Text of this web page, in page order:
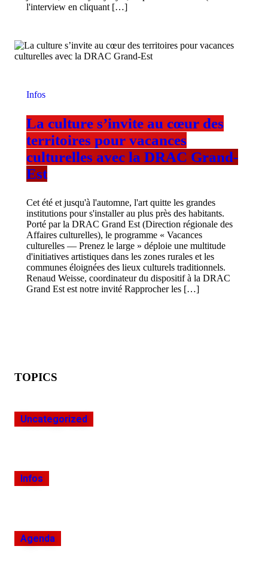
l'interview en cliquant […]
Infos
La culture s’invite au cœur des
territoires pour vacances
culturelles avec la DRAC Grand-
Est
Cet été et jusqu'à l'automne, l'art quitte les grandes
institutions pour s'installer au plus près des habitants.
Porté par la DRAC Grand Est (Direction régionale des
Affaires culturelles), le programme « Vacances
culturelles — Prenez le large » déploie une multitude
d'initiatives artistiques dans les zones rurales et les
communes éloignées des lieux culturels traditionnels.
Renaud Weisse, coordinateur du dispositif à la DRAC
Grand Est est notre invité Rapprocher les […]
TOPICS
Uncategorized
Infos
Agenda